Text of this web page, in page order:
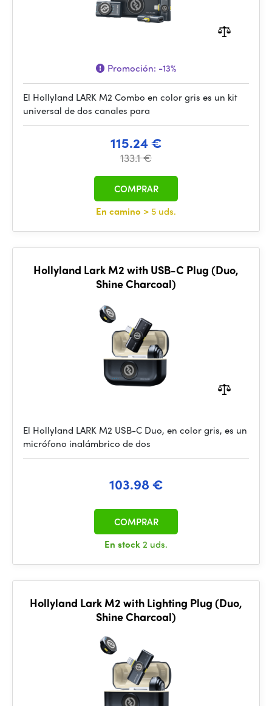
Promoción: -13%
El Hollyland LARK M2 Combo en color gris es un kit
universal de dos canales para
115.24 €
133.1 €
En camino > 5 uds.
COMPRAR
Hollyland Lark M2 with USB-C Plug (Duo,
Shine Charcoal)
El Hollyland LARK M2 USB-C Duo, en color gris, es un
micrófono inalámbrico de dos
103.98 €
En stock2 uds.
COMPRAR
Hollyland Lark M2 with Lighting Plug (Duo,
Shine Charcoal)